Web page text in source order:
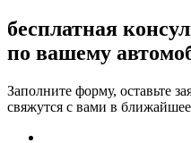
бесплатная
по вашему
Заполните форму, оставьте
свяжутся с вами в